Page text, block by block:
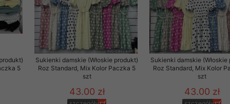
5
Sukienki damskie (Włoskie produkt)
Roz Standard, Mix Kolor Paczka 5
szt
43.00 zł
Sukienki damskie (Włoskie
Roz Standard, Mix Kolor
szt
43.00 zł
komputerze Klienta
naszej oferty do
internetowej
tych plików
na komputerze